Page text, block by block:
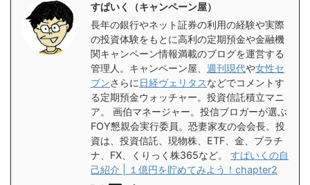
すぱいく（キャンペーン屋）
長年の銀行やネット証券の利用の経験や実際
の投資体験をもとに高利の定期預金や金融機
関キャンペーン情報満載のブログを運営する
管理人。キャンペーン屋、 週刊現代や女性セ
ブンさらに 日経ヴェリタスなどでコメントす
る定期預金ウォッチャー。投資信託積立マニ
ア。 画伯マネージャー。投信ブロガーが選ぶ
FOY懇親会実行委員。恐妻家友の会会長。投
資は、投資信託、現物株、ETF、金、プラチ
ナ、FX、くりっく株365など。 すぱいくの自
己紹介 | １億円を貯めてみよう！chapter2